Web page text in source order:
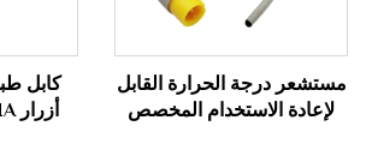
مستشعر درجة الحرارة القابل
لإعادة الاستخدام المخصص